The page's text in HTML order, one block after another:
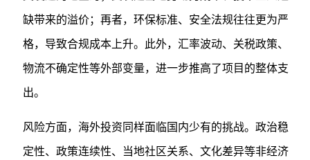
缺带来的溢价；再者，环保标准、安全法规往往更为严
格，导致合规成本上升。此外，汇率波动、关税政策、
物流不确定性等外部变量，进一步推高了项目的整体支
出。
风险方面，海外投资同样面临国内少有的挑战。政治稳
定性、政策连续性、当地社区关系、文化差异等非经济